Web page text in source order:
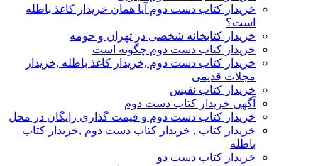
خریدار کتاب دست دوم آیا همان خریدار کاغذ باطله
است؟
خریدار کتابخانه شخصی در تهران و حومه
خریدار کتاب دست دوم چگونه است
خریدار کتاب دست دوم ,خریدار کاغذ باطله ,خریدار
مجلات قدیمی
خریدار کتاب نفیس
آگهی خریدار کتاب دست دوم
خریدار کتاب دست دوم و قیمت گذاری رایگان در محل
خریدار کتاب , خریدار کتاب دست دوم ,خریدار کتاب
باطله
خریدار کتاب دست دو